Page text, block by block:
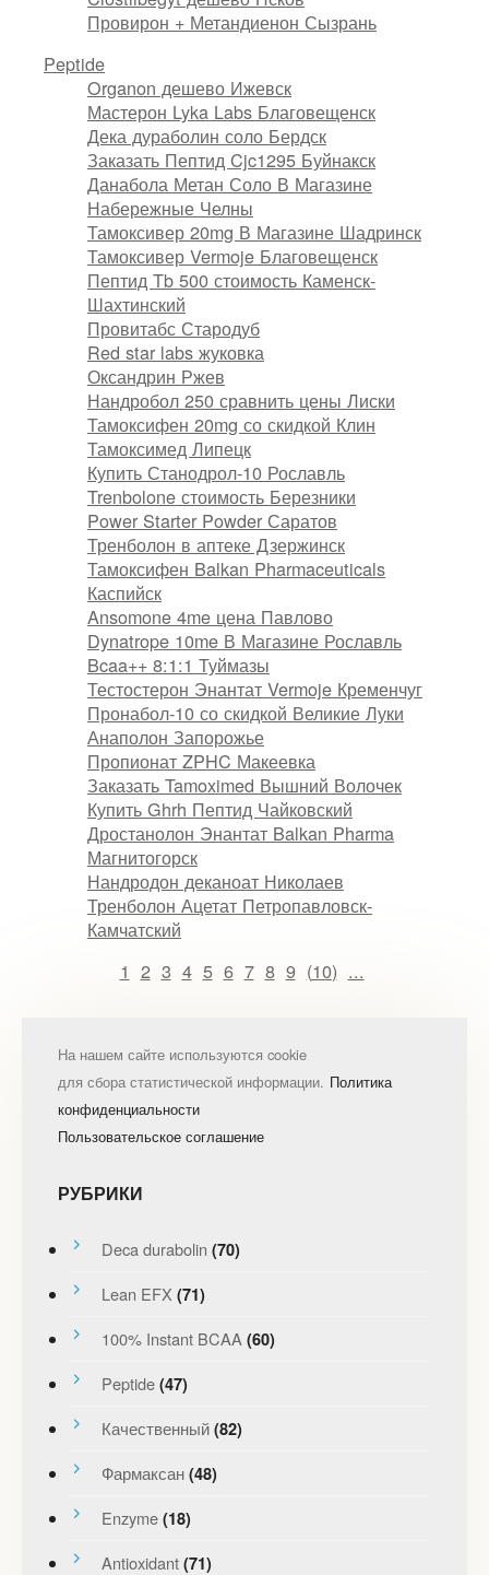
Провирон + Метандиенон Сызрань
Peptide
Organon дешево Ижевск
Мастерон Lyka Labs Благовещенск
Дека дураболин соло Бердск
Заказать Пептид Cjc1295 Буйнакск
Данабола Метан Соло В Магазине
Набережные Челны
Тамоксивер 20mg В Магазине Шадринск
Тамоксивер Vermoje Благовещенск
Пептид Tb 500 стоимость Каменск-
Шахтинский
Провитабс Стародуб
Red star labs жуковка
Оксандрин Ржев
Нандробол 250 сравнить цены Лиски
Тамоксифен 20mg со скидкой Клин
Тамоксимед Липецк
Купить Станодрол-10 Рославль
Trenbolone стоимость Березники
Power Starter Powder Саратов
Тренболон в аптеке Дзержинск
Тамоксифен Balkan Pharmaceuticals
Каспийск
Ansomone 4me цена Павлово
Dynatrope 10me В Магазине Рославль
Bcaa++ 8:1:1 Туймазы
Тестостерон Энантат Vermoje Кременчуг
Пронабол-10 со скидкой Великие Луки
Анаполон Запорожье
Пропионат ZPHC Макеевка
Заказать Tamoximed Вышний Волочек
Купить Ghrh Пептид Чайковский
Дростанолон Энантат Balkan Pharma
Магнитогорск
Нандродон деканоат Николаев
Тренболон Ацетат Петропавловск-
Камчатский
1 2 3 4 5 6 7 8 9 (10) ...
На нашем сайте используются cookie
для сбора статистической информации. Политика
конфиденциальности
Пользовательское соглашение
РУБРИКИ
Deca durabolin (70)
Lean EFX (71)
100% Instant BCAA (60)
Peptide (47)
Качественный (82)
Фармаксан (48)
Enzyme (18)
Antioxidant (71)